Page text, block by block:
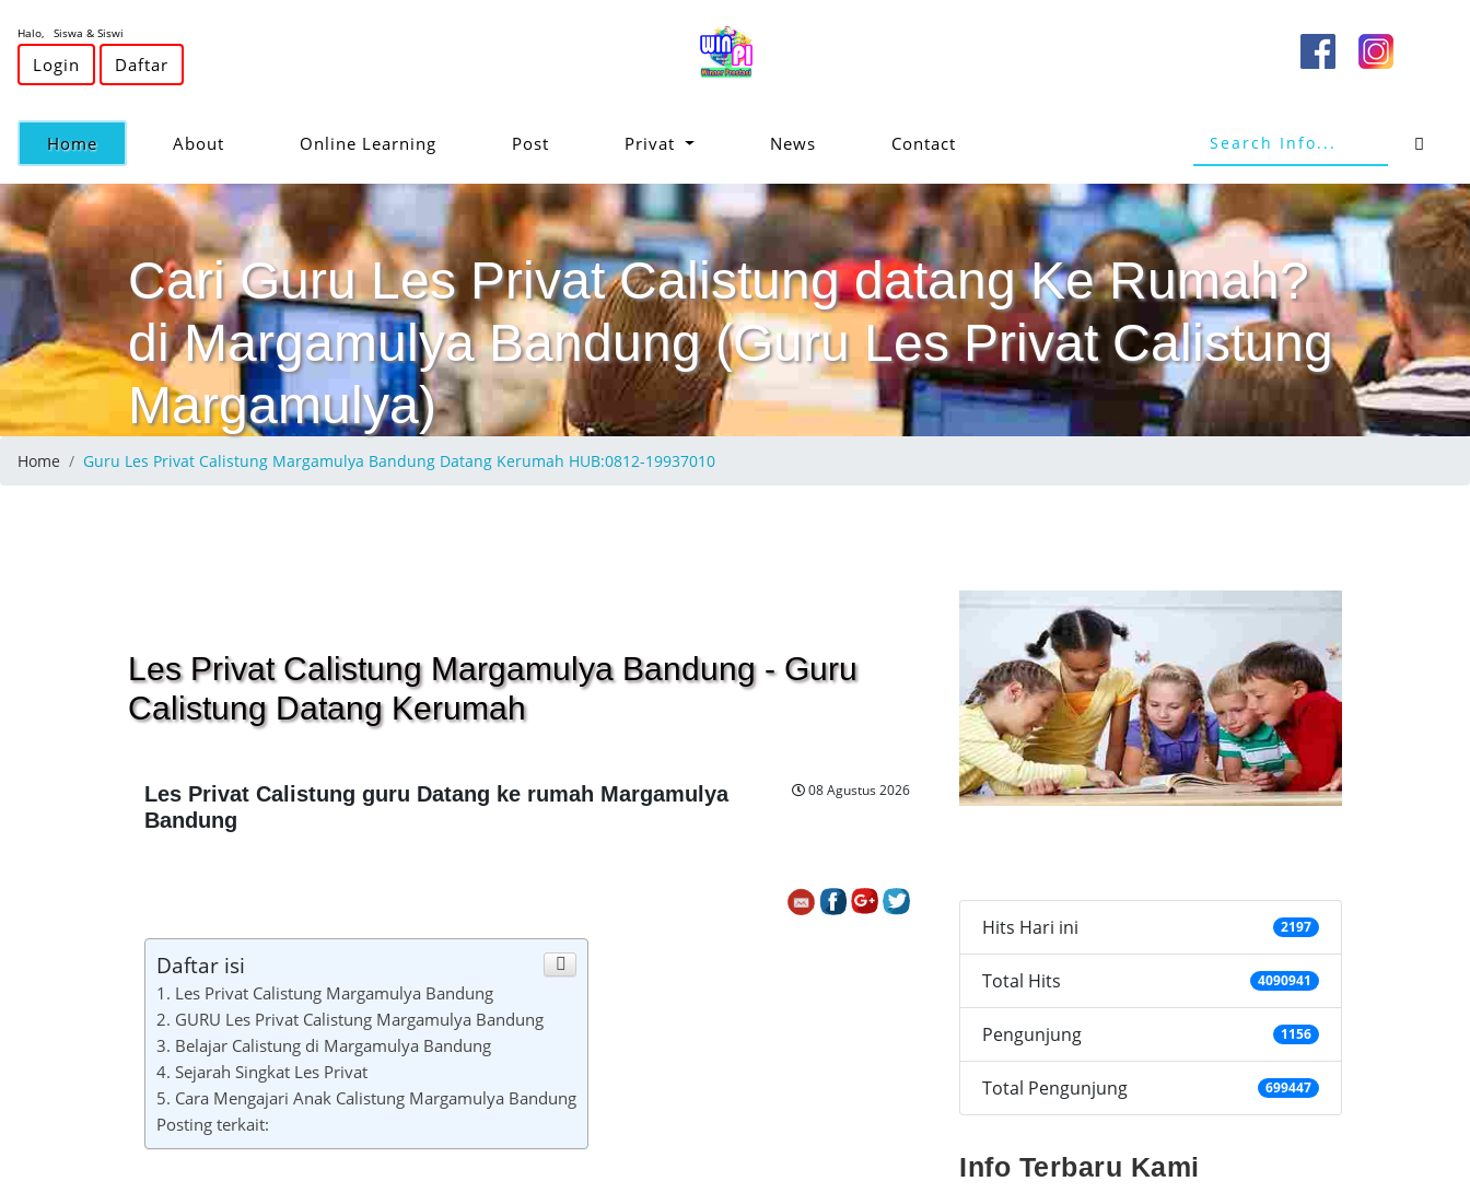
Halo, Siswa & Siswi
Login Daftar
Home(current) About Online Learning Post Privat News Contact
Cari Guru Les Privat Calistung datang Ke Rumah?
di Margamulya Bandung (Guru Les Privat Calistung
Margamulya)
Home Guru Les Privat Calistung Margamulya Bandung Datang Kerumah HUB:0812-19937010
Les Privat Calistung Margamulya Bandung - Guru
Calistung Datang Kerumah
08 Agustus 2026
Les Privat Calistung guru Datang ke rumah Margamulya
Bandung
Daftar isi
1. Les Privat Calistung Margamulya Bandung
2. GURU Les Privat Calistung Margamulya Bandung
3. Belajar Calistung di Margamulya Bandung
4. Sejarah Singkat Les Privat
5. Cara Mengajari Anak Calistung Margamulya Bandung
Posting terkait:
Hits Hari ini 2197
Total Hits 4090941
Pengunjung 1156
Total Pengunjung 699447
Info Terbaru Kami